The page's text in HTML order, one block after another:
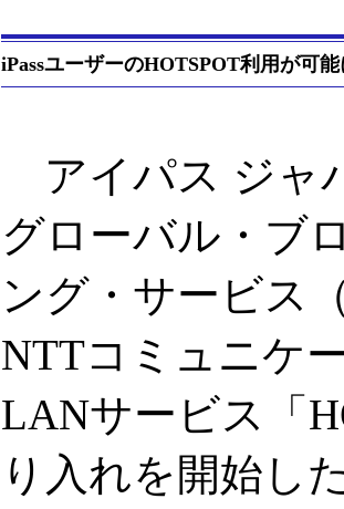
iPassユーザーのHOTSPOT利用が可能
アイパス ジャ
グローバル・ブ
ング・サービス
NTTコミュニケ
LANサービス「
り入れを開始し